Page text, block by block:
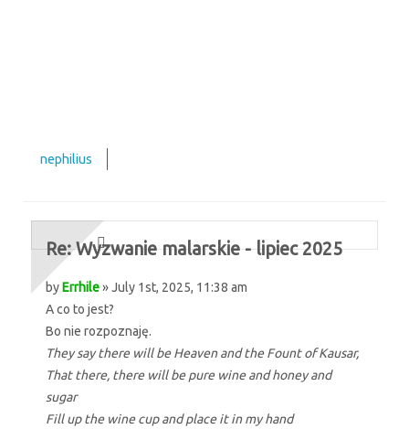
nephilius
Re: Wyzwanie malarskie - lipiec 2025
byErrhile» July 1st, 2025, 11:38 am
A co to jest?
Bo nie rozpoznaję.
They say there will be Heaven and the Fount of Kausar,
That there, there will be pure wine and honey and
sugar
Fill up the wine cup and place it in my hand